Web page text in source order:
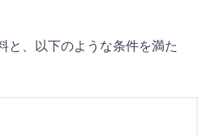
と、以下のような条件を満た